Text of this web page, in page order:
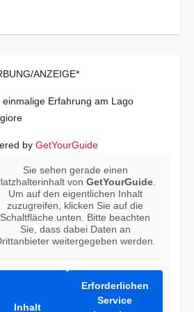
ANZEIGE*
einmalige Erfahrung am Lago
by GetYourGuide
Sie sehen gerade einen
vonGetYourGuide
Um auf den eigentlichen Inhalt
zuzugreifen, klicken Sie auf die
Schaltfläche unten. Bitte beachten
Sie, dass dabei Daten an
weitergegeben werden.
Inhalt
Erforderlichen
Service